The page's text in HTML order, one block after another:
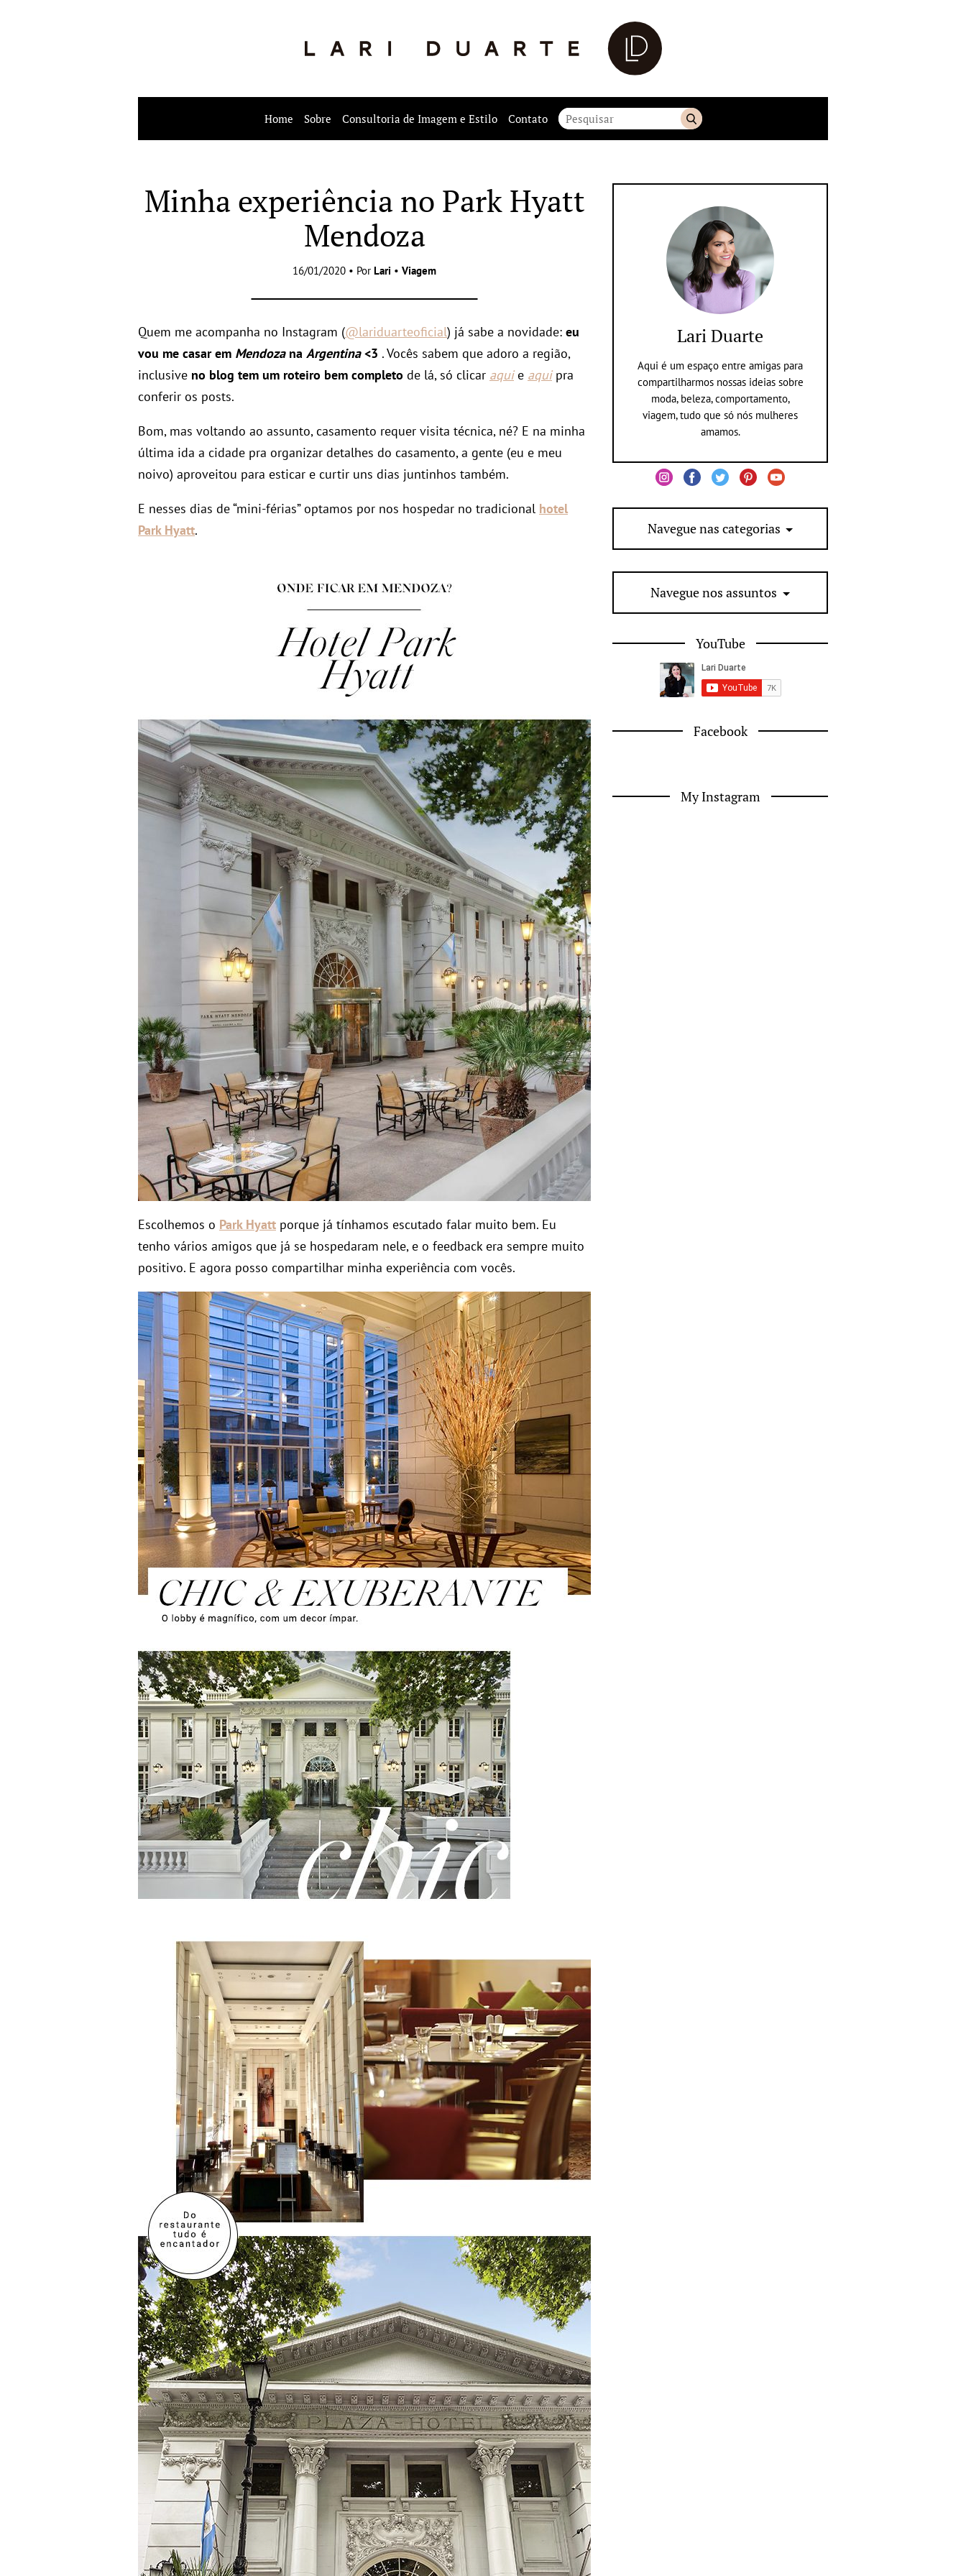
Home Sobre Consultoria de Imagem e Estilo Contato
Minha experiência no Park Hyatt
Mendoza
16/01/2020 • Por Lari • Viagem
Quem me acompanha no Instagram (@lariduarteoficial) já sabe a novidade: eu
vou me casar em Mendozana Argentina <3 . Vocês sabem que adoro a região,
inclusive no blog tem um roteiro bem completo de lá, só clicar aquie aquipra
conferir os posts.
Bom, mas voltando ao assunto, casamento requer visita técnica, né? E na minha
última ida a cidade pra organizar detalhes do casamento, a gente (eu e meu
noivo) aproveitou para esticar e curtir uns dias juntinhos também.
E nesses dias de “mini-férias” optamos por nos hospedar no tradicional hotel
Park Hyatt.
Escolhemos o Park Hyatt porque já tínhamos escutado falar muito bem. Eu
tenho vários amigos que já se hospedaram nele, e o feedback era sempre muito
positivo. E agora posso compartilhar minha experiência com vocês.
Lari Duarte
Aqui é um espaço entre amigas para
compartilharmos nossas ideias sobre
moda, beleza, comportamento,
viagem, tudo que só nós mulheres
amamos.
Navegue nas categorias
Navegue nos assuntos
YouTube
Facebook
My Instagram